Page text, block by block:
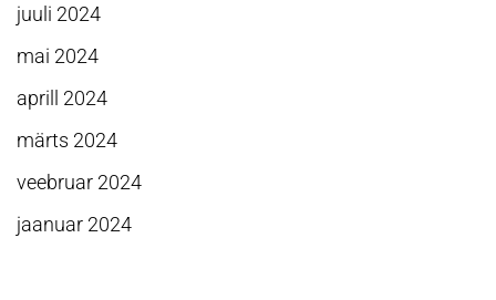
juuli 2024
mai 2024
aprill 2024
märts 2024
veebruar 2024
jaanuar 2024